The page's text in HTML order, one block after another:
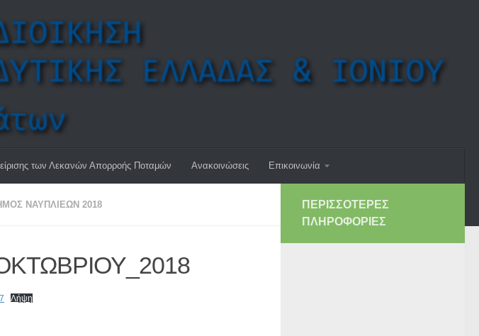
των Λεκανών Απορροής Ποταμών Ανακοινώσεις Επικοινωνία
ΝΑΥΠΛΙΈΩΝ 2018
Λήψη
ΠΕΡΙΣΣΌΤΕΡΕΣ
ΠΛΗΡΟΦΟΡΊΕΣ